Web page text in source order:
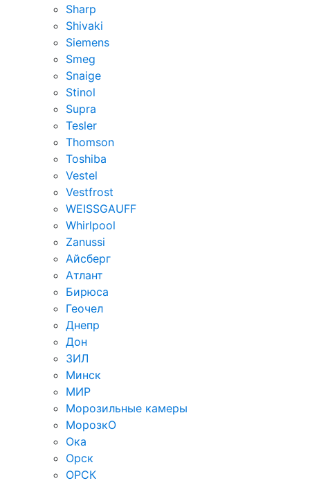
Sharp
Shivaki
Siemens
Smeg
Snaige
Stinol
Supra
Tesler
Thomson
Toshiba
Vestel
Vestfrost
WEISSGAUFF
Whirlpool
Zanussi
Айсберг
Атлант
Бирюса
Геочел
Днепр
Дон
ЗИЛ
Минск
МИР
Морозильные камеры
МорозкО
Ока
Орск
ОРСК